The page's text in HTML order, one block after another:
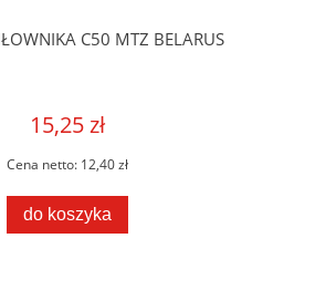
C50 MTZ BELARUS
15,25 zł
Cena netto: 12,40 zł
do koszyka